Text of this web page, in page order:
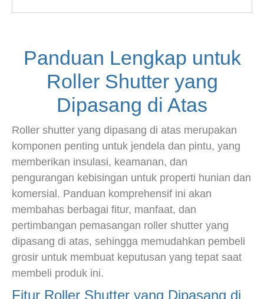
Panduan Lengkap untuk
Roller Shutter yang
Dipasang di Atas
Roller shutter yang dipasang di atas merupakan
komponen penting untuk jendela dan pintu, yang
memberikan insulasi, keamanan, dan
pengurangan kebisingan untuk properti hunian dan
komersial. Panduan komprehensif ini akan
membahas berbagai fitur, manfaat, dan
pertimbangan pemasangan roller shutter yang
dipasang di atas, sehingga memudahkan pembeli
grosir untuk membuat keputusan yang tepat saat
membeli produk ini.
Fitur Roller Shutter yang Dipasang di